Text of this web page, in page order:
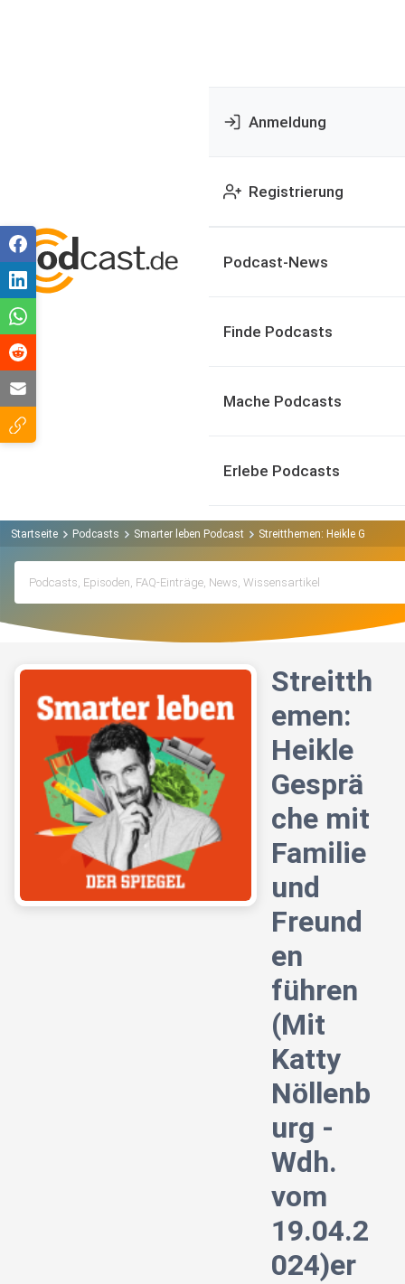
Anmeldung
Registrierung
Podcast-News
Finde Podcasts
Mache Podcasts
Erlebe Podcasts
Startseite Podcasts Smarter leben Podcast Streitthemen: Heikle
Streitth
emen:
Heikle
Gesprä
che mit
Familie
und
Freund
en
führen
(Mit
Katty
Nöllenb
urg -
Wdh.
vom
19.04.2
024)er